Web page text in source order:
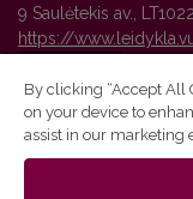
9 Saulėtekis av.,
https://
Vilnius University
By clicking “Accept All
on your device to
assist in our marketing